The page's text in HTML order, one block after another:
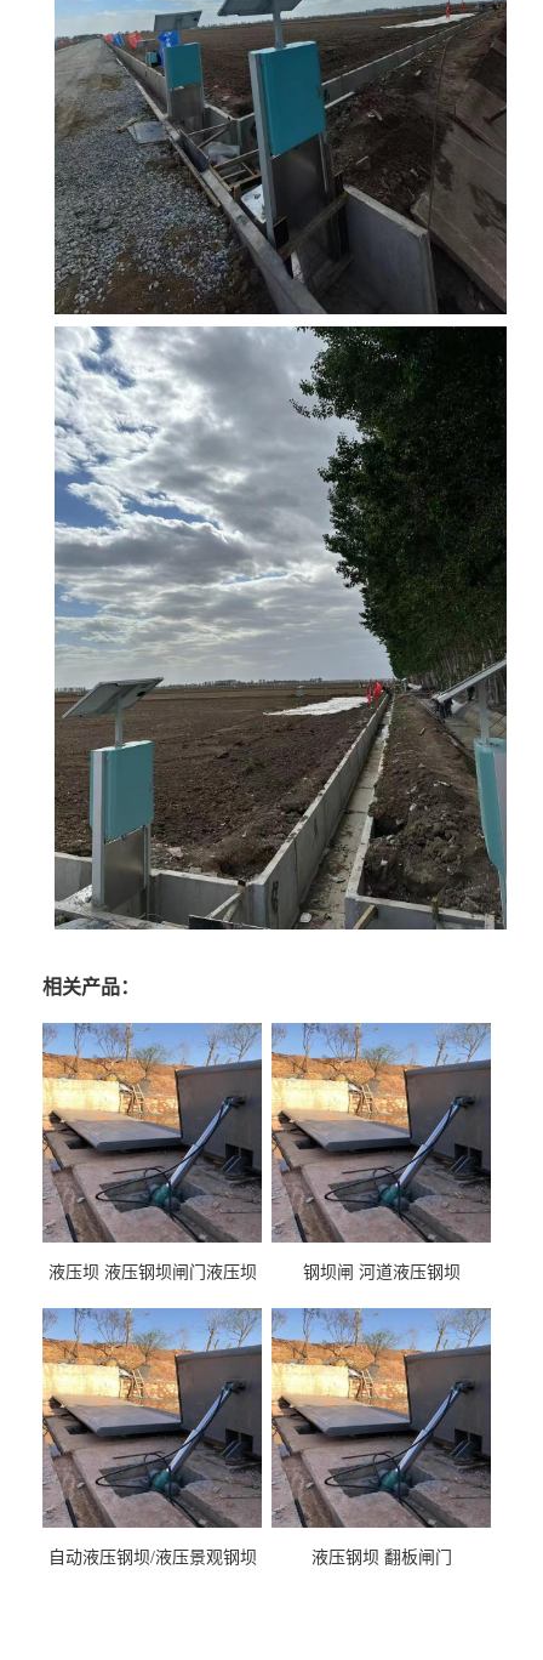
相关产品：
液压坝 液压钢坝闸门液压坝
钢坝闸 河道液压钢坝
自动液压钢坝/液压景观钢坝 液压钢坝 翻板闸门